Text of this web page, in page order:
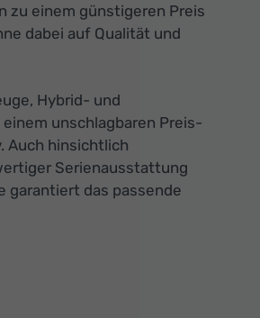
zu einem günstigeren Preis
dabei auf Qualität und
Hybrid- und
unschlagbaren Preis-
Auch hinsichtlich
Serienausstattung
garantiert das passende